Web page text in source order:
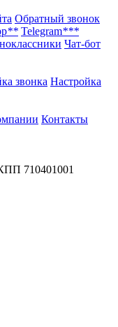
Обратный звонок
** Telegram***
Чат-бот
звонка Настройка
Контакты
710401001